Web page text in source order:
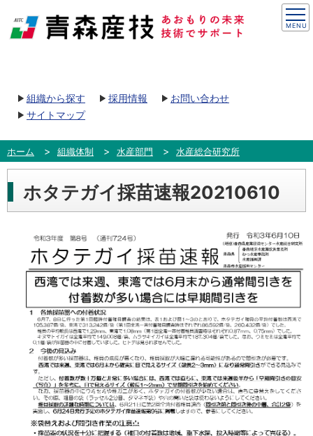
組織から探す 採用情報
お問い合わせ
サイトマップ
ホーム 組織体制 水産部門 水産総合研究所
ホタテガイ採苗速報20210610